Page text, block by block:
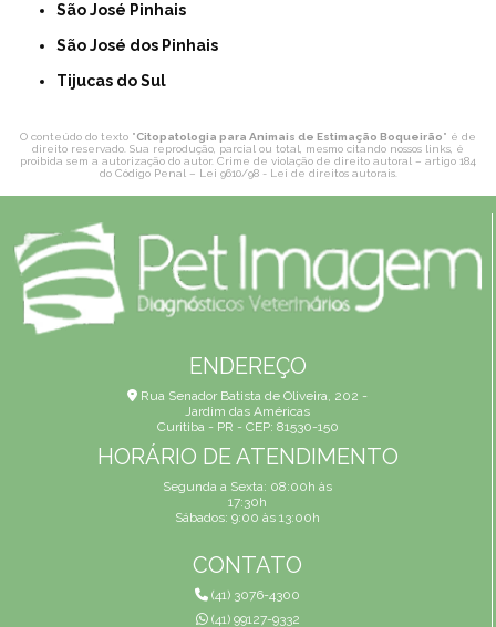
São José Pinhais
São José dos Pinhais
Tijucas do Sul
O conteúdo do texto "Citopatologia para Animais de Estimação Boqueirão" é de
direito reservado. Sua reprodução, parcial ou total, mesmo citando nossos links, é
proibida sem a autorização do autor. Crime de violação de direito autoral – artigo 184
do Código Penal – Lei 9610/98 - Lei de direitos autorais.
ENDEREÇO
Rua Senador Batista de Oliveira, 202 -
Jardim das Américas
Curitiba - PR - CEP: 81530-150
HORÁRIO DE ATENDIMENTO
Segunda a Sexta: 08:00h às
17:30h
Sábados: 9:00 às 13:00h
CONTATO
(41) 3076-4300
(41) 99127-9332